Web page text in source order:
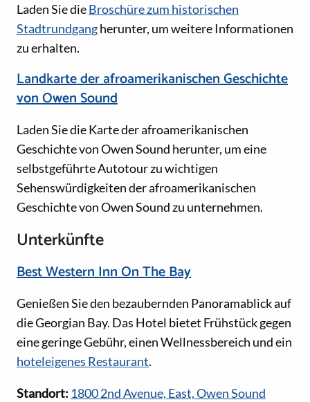
Laden Sie dieBroschüre zum historischen
Stadtrundgangherunter, um weitere Informationen
zu erhalten.
Landkarte der afroamerikanischen Geschichte
von Owen Sound
Laden Sie die Karte der afroamerikanischen
Geschichte von Owen Sound herunter, um eine
selbstgeführte Autotour zu wichtigen
Sehenswürdigkeiten der afroamerikanischen
Geschichte von Owen Sound zu unternehmen.
Unterkünfte
Best Western Inn On The Bay
Genießen Sie den bezaubernden Panoramablick auf
die Georgian Bay. Das Hotel bietet Frühstück gegen
eine geringe Gebühr, einen Wellnessbereich und ein
hoteleigenes Restaurant.
Standort: 1800 2nd Avenue, East, Owen Sound